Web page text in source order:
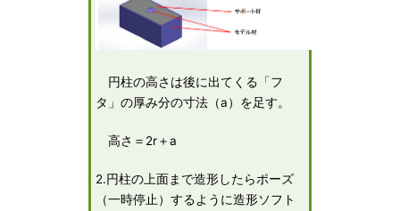
円柱の高さは後に出てくる「フ
タ」の厚み分の寸法（a）を足す。
高さ＝2r＋a
2.円柱の上面まで造形したらポーズ
（一時停止）するように造形ソフト